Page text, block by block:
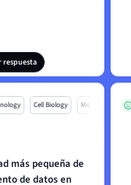
respuesta
Cell Biology Mo
más pequeña de
de datos en